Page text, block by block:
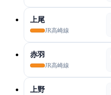
上尾
JR高崎線
赤羽
JR高崎線
上野